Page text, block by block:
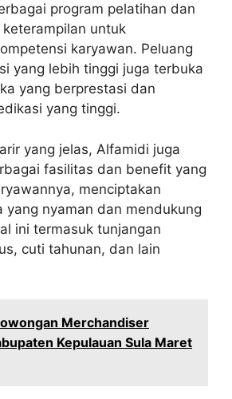
program pelatihan dan
untuk
karyawan. Peluang
yang lebih tinggi juga terbuka
yang berprestasi dan
yang tinggi.
yang jelas, Alfamidi juga
fasilitas dan benefit yang
menciptakan
yang nyaman dan mendukung
ini termasuk tunjangan
cuti tahunan, dan lain
Merchandiser
Kepulauan Sula Maret